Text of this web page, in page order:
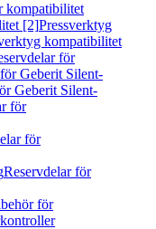
kompatibilitet
[2]Pressverktyg
kompatibilitet
för
Geberit Silent-
Geberit Silent-
för
för
Reservdelar för
för